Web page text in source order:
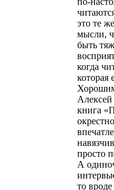
это те
мысли,
быть
когда
которая
Алексей
книга
просто
А
то